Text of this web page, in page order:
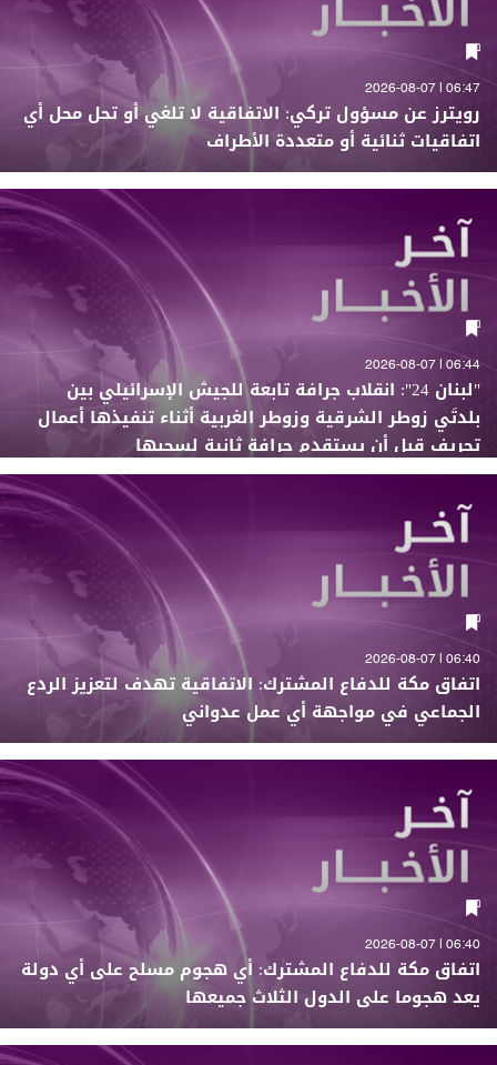
06:47 | 2026-08-07
رويترز عن مسؤول تركي: الاتفاقية لا تلغي أو تحل محل أي
اتفاقيات ثنائية أو متعددة الأطراف
06:44 | 2026-08-07
"لبنان 24": انقلاب جرافة تابعة للجيش الإسرائيلي بين
بلدتَي زوطر الشرقية وزوطر الغربية أثناء تنفيذها أعمال
تجريف قبل أن يستقدم جرافة ثانية لسحبها
06:40 | 2026-08-07
اتفاق مكة للدفاع المشترك: الاتفاقية تهدف لتعزيز الردع
الجماعي في مواجهة أي عمل عدواني
06:40 | 2026-08-07
اتفاق مكة للدفاع المشترك: أي هجوم مسلح على أي دولة
يعد هجوما على الدول الثلاث جميعها